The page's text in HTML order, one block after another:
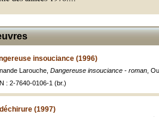
insouciance (1996)
Larouche, Dangereuse insouciance - roman ,
: 2-7640-0106-1 (br.)
(1997)